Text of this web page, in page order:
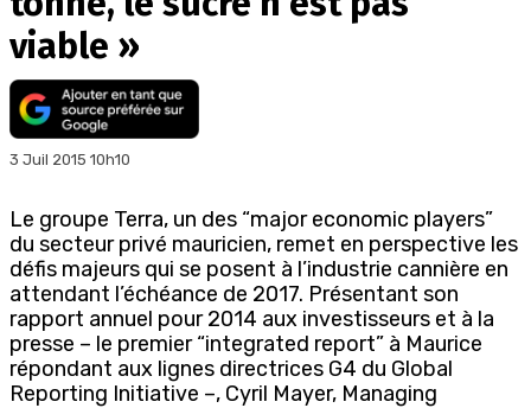
viable »
3 Juil 2015 10h10
Le groupe Terra, un des “major economic players”
du secteur privé mauricien, remet en perspective les
défis majeurs qui se posent à l’industrie cannière en
attendant l’échéance de 2017. Présentant son
rapport annuel pour 2014 aux investisseurs et à la
presse – le premier “integrated report” à Maurice
répondant aux lignes directrices G4 du Global
Reporting Initiative –, Cyril Mayer, Managing